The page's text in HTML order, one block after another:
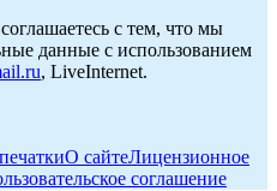
с тем, что мы
данные с использованием
, LiveInternet.
О сайтеЛицензионное
соглашение